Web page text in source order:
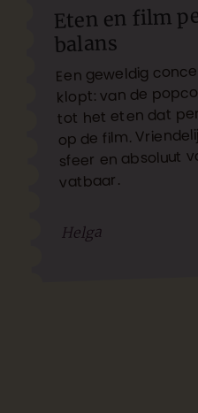
Eten en film
balans
Een geweldig
klopt: van de
tot het eten dat
op de film.
sfeer en absoluut
vatbaar.
Helga